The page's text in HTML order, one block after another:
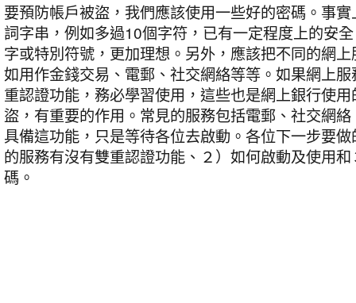
要預防帳戶被盜，我們應該使用一些好的密碼。事
詞字串，例如多過10個字符，已有一定程度上的安
字或特別符號，更加理想。另外，應該把不同的網
如用作金錢交易、電郵、社交網絡等等。如果網上
重認證功能，務必學習使用，這些也是網上銀行使
盜，有重要的作用。常見的服務包括電郵、社交網
具備這功能，只是等待各位去啟動。各位下一步要
的服務有沒有雙重認證功能、２）如何啟動及使用
碼。